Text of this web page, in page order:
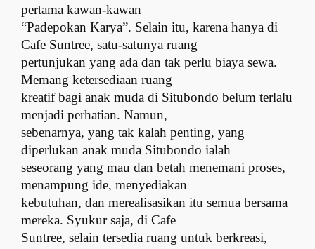
pertama kawan-kawan
“Padepokan Karya”. Selain itu, karena hanya di
Cafe Suntree, satu-satunya ruang
pertunjukan yang ada dan tak perlu biaya sewa.
Memang ketersediaan ruang
kreatif bagi anak muda di Situbondo belum terlalu
menjadi perhatian. Namun,
sebenarnya, yang tak kalah penting, yang
diperlukan anak muda Situbondo ialah
seseorang yang mau dan betah menemani proses,
menampung ide, menyediakan
kebutuhan, dan merealisasikan itu semua bersama
mereka. Syukur saja, di Cafe
Suntree, selain tersedia ruang untuk berkreasi,